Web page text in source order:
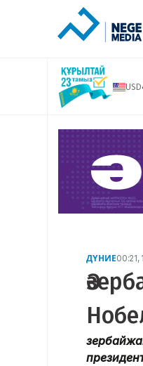
USD
ДҮНИЕ00:21,